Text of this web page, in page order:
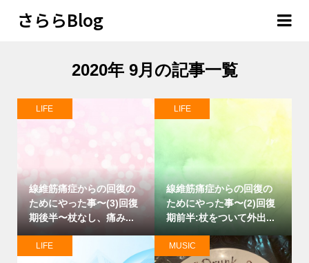
さららBlog
2020年 9月の記事一覧
線維筋痛症からの回復の
ためにやった事〜(3)回復
期後半〜杖なし、痛み...
LIFE
線維筋痛症からの回復の
ためにやった事〜(2)回復
期前半:杖をついて外出...
LIFE
LIFE MUSIC